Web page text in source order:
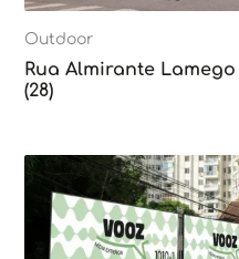
Outdoor
Rua Almirante
(28)